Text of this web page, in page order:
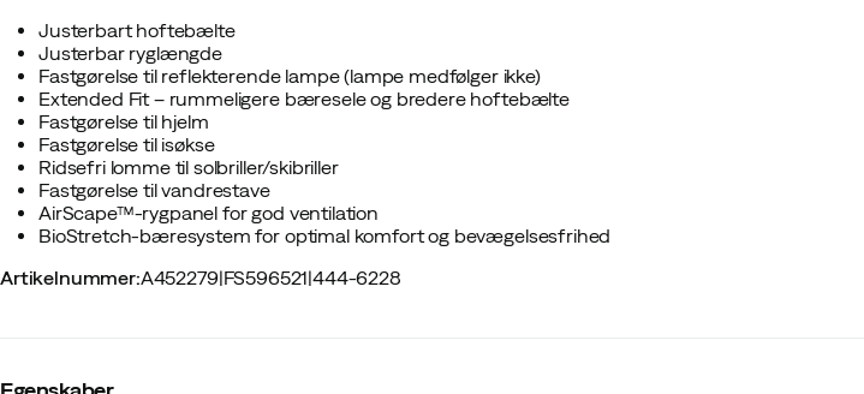
Justerbart hoftebælte
Justerbar ryglængde
Fastgørelse til reflekterende lampe (lampe medfølger ikke)
Extended Fit – rummeligere bæresele og bredere hoftebælte
Fastgørelse til hjelm
Fastgørelse til isøkse
Ridsefri lomme til solbriller/skibriller
Fastgørelse til vandrestave
AirScape™-rygpanel for god ventilation
BioStretch-bæresystem for optimal komfort og bevægelsesfrihed
Artikelnummer:A452279|FS596521|444-6228